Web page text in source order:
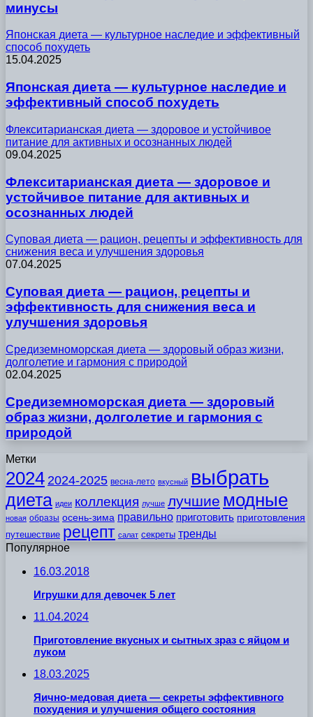
минусы
Японская диета — культурное наследие и эффективный
способ похудеть
15.04.2025
Японская диета — культурное наследие и
эффективный способ похудеть
Флекситарианская диета — здоровое и устойчивое
питание для активных и осознанных людей
09.04.2025
Флекситарианская диета — здоровое и
устойчивое питание для активных и
осознанных людей
Суповая диета — рацион, рецепты и эффективность для
снижения веса и улучшения здоровья
07.04.2025
Суповая диета — рацион, рецепты и
эффективность для снижения веса и
улучшения здоровья
Средиземноморская диета — здоровый образ жизни,
долголетие и гармония с природой
02.04.2025
Средиземноморская диета — здоровый
образ жизни, долголетие и гармония с
природой
Метки
2024 2024-2025 весна-лето вкусный выбрать
диета идеи коллекция лучше лучшие модные
новая образы осень-зима правильно приготовить приготовления
путешествие рецепт салат секреты тренды
Популярное
16.03.2018
Игрушки для девочек 5 лет
11.04.2024
Приготовление вкусных и сытных зраз с яйцом и
луком
18.03.2025
Яично-медовая диета — секреты эффективного
похудения и улучшения общего состояния